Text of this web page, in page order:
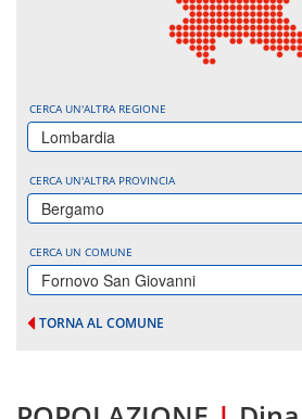
CERCA UN'ALTRA REGIONE
Lombardia
CERCA UN'ALTRA PROVINCIA
Bergamo
CERCA UN COMUNE
Fornovo San Giovanni
TORNA AL COMUNE